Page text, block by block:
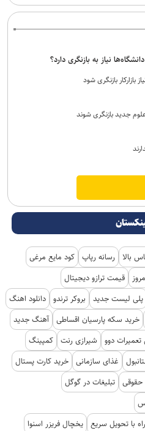
نیاز به بازنگری دارد؟
بازنگری شود
جدید بازنگری شوند
بالا رسانه رپاپ کود مایع مرغی
قیمت ترازو دیجیتال
پلی لیست جدید بروکر ترندو دانلود اهنگ
خرید سکه پارسیان اقساطی آهنگ جدید
تعمیرات دوو شیرازی رنت کمپینگ
غذای سازمانی خرید کارت پستال
حقوقی تبلیغات در گوگل
با تحویل سریع یخچال فریزر اسنوا